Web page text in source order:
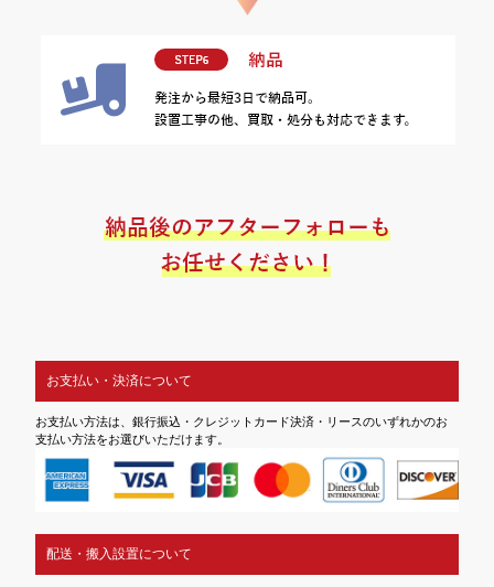
お支払い・決済について
お支払い方法は、銀行振込・クレジットカード決済・リースのいずれかのお
支払い方法をお選びいただけます。
配送・搬入設置について